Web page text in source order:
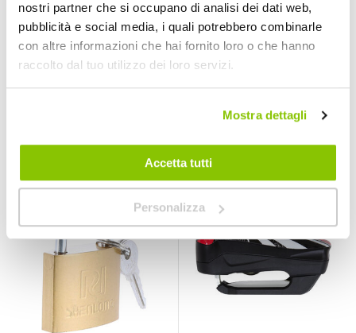
nostri partner che si occupano di analisi dei dati web,
pubblicità e social media, i quali potrebbero combinarle
con altre informazioni che hai fornito loro o che hanno
raccolto dal tuo utilizzo dei loro servizi.
Mostra dettagli
Accetta tutti
Personalizza
Bloccadisco 304A -
ABUS
ABUS
48H
Lucchetto -
AUTOBEST
AUTOBEST
3,65 €
48H